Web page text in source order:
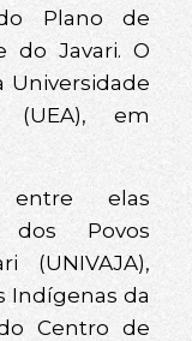
Plano de
do Javari. O
Universidade
(UEA), em
elas
dos Povos
(UNIVAJA),
Indígenas da
Centro de